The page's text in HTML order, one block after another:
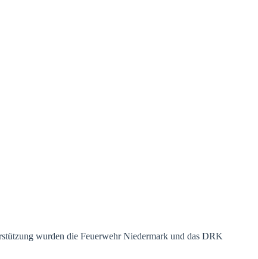
wurden die Feuerwehr Niedermark und das DRK